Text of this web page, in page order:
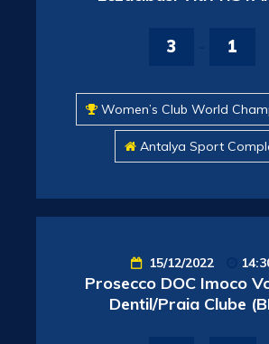
3 1
Women’s Club World
Antalya Sport
15/12/2022
Prosecco DOC Imoco
Dentil/Praia Clube